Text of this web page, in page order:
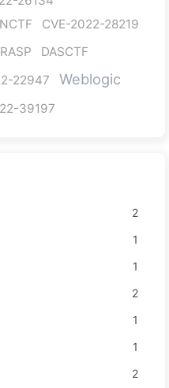
CVE-2022-28219
RASP
DASCTF
22947
Weblogic
39197
2
1
1
2
1
1
2